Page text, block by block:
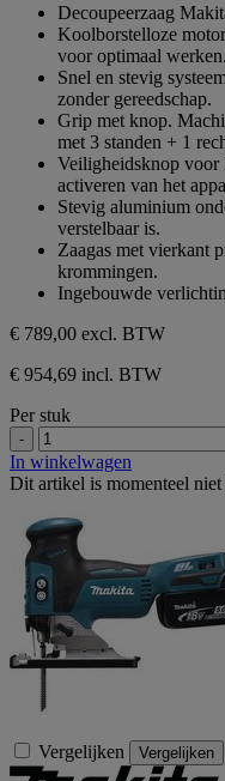
beoordeling
sterren.
beoordeling
Decoupeerzaag
Koolborstelloze
voor optimaal werken.
Snel en stevig
zonder gereedschap.
Grip met knop.
met 3 standen + 1
Veiligheidsknop voor
activeren van het
Stevig aluminium
verstelbaar is.
Zaagas met vierkant
krommingen.
Ingebouwde
€ 789,00 excl. BTW
€ 954,69 incl. BTW
Per stuk
-
In winkelwagen
Dit artikel is momenteel niet
Vergelijken Vergelijken